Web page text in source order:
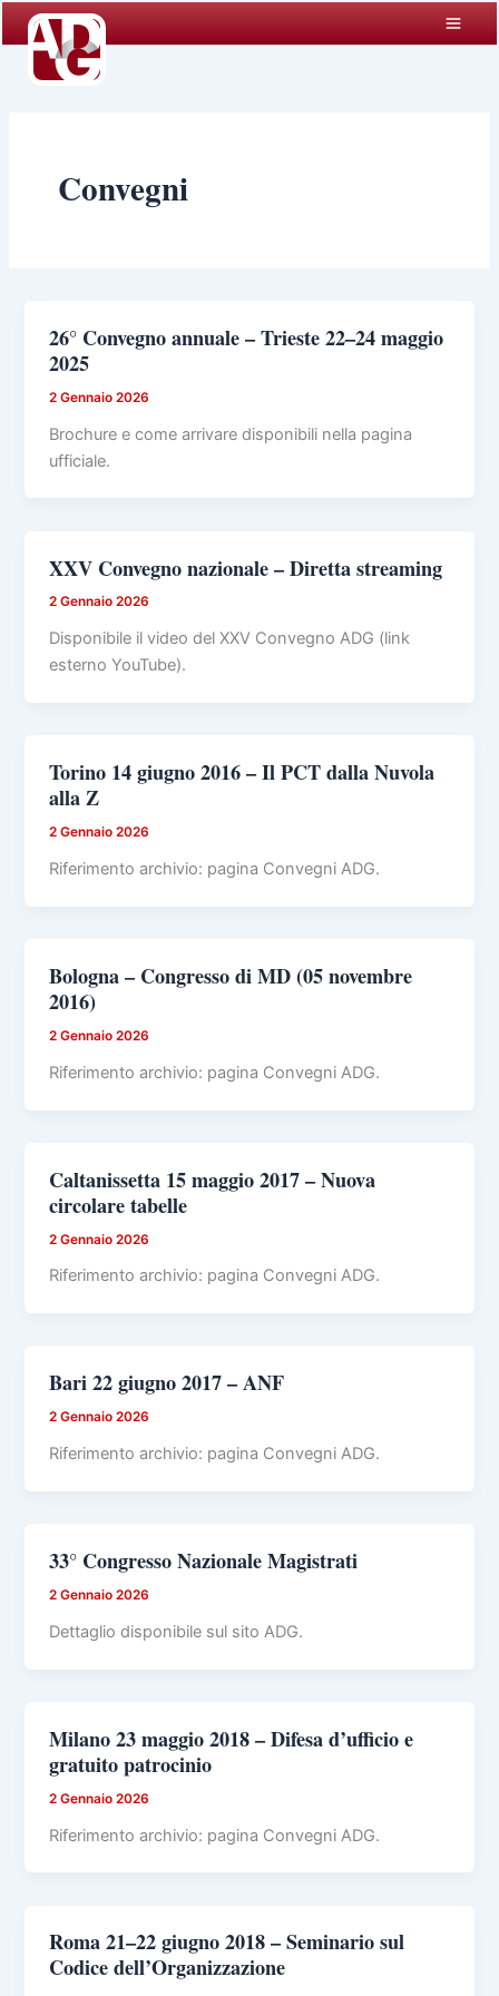
contenuto
Convegni
26° Convegno annuale – Trieste 22–24 maggio
2025
2 Gennaio 2026
Brochure e come arrivare disponibili nella pagina
ufficiale.
XXV Convegno nazionale – Diretta streaming
2 Gennaio 2026
Disponibile il video del XXV Convegno ADG (link
esterno YouTube).
Torino 14 giugno 2016 – Il PCT dalla Nuvola
alla Z
2 Gennaio 2026
Riferimento archivio: pagina Convegni ADG.
Bologna – Congresso di MD (05 novembre
2016)
2 Gennaio 2026
Riferimento archivio: pagina Convegni ADG.
Caltanissetta 15 maggio 2017 – Nuova
circolare tabelle
2 Gennaio 2026
Riferimento archivio: pagina Convegni ADG.
Bari 22 giugno 2017 – ANF
2 Gennaio 2026
Riferimento archivio: pagina Convegni ADG.
33° Congresso Nazionale Magistrati
2 Gennaio 2026
Dettaglio disponibile sul sito ADG.
Milano 23 maggio 2018 – Difesa d’ufficio e
gratuito patrocinio
2 Gennaio 2026
Riferimento archivio: pagina Convegni ADG.
Roma 21–22 giugno 2018 – Seminario sul
Codice dell’Organizzazione